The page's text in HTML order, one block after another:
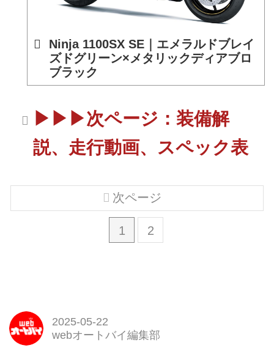
Ninja 1100SX SE｜エメラルドブレイ
ズドグリーン×メタリックディアブロ
ブラック
▶▶▶次ページ：装備解
説、走行動画、スペック表
1 2
次ページ
2025-05-22
webオートバイ編集部